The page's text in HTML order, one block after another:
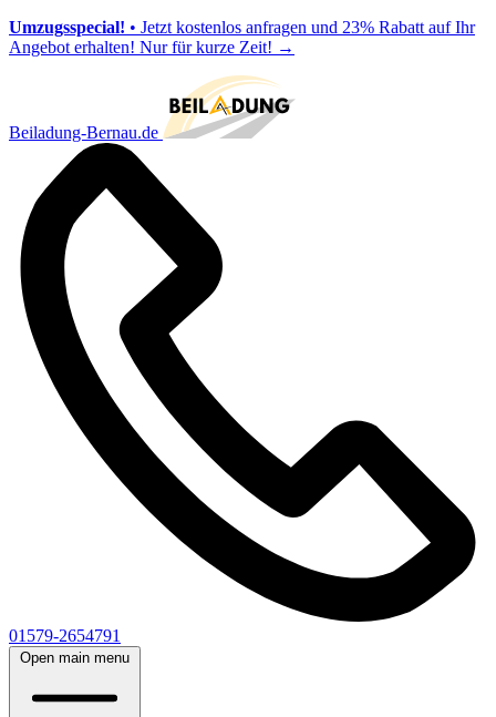
Umzugsspecial! • Jetzt kostenlos anfragen und 23% Rabatt auf Ihr
Angebot erhalten! Nur für kurze Zeit! →
Beiladung-Bernau.de
01579-2654791
Open main menu